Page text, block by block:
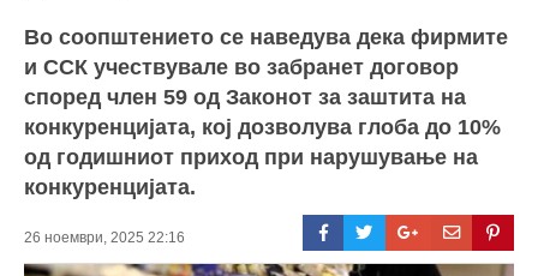
Во соопштението се наведува дека фирмите
и ССК учествувале во забранет договор
според член 59 од Законот за заштита на
конкуренцијата, кој дозволува глоба до 10%
од годишниот приход при нарушување на
конкуренцијата.
26 ноември, 2025 22:16